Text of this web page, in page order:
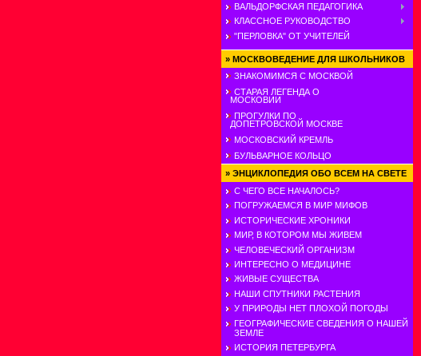
ВАЛЬДОРФСКАЯ ПЕДАГОГИКА
КЛАССНОЕ РУКОВОДСТВО
"ПЕРЛОВКА" ОТ УЧИТЕЛЕЙ
» МОСКВОВЕДЕНИЕ ДЛЯ ШКОЛЬНИКОВ
ЗНАКОМИМСЯ С МОСКВОЙ
СТАРАЯ ЛЕГЕНДА О
МОСКОВИИ
ПРОГУЛКИ ПО
ДОПЕТРОВСКОЙ МОСКВЕ
МОСКОВСКИЙ КРЕМЛЬ
БУЛЬВАРНОЕ КОЛЬЦО
» ЭНЦИКЛОПЕДИЯ ОБО ВСЕМ НА СВЕТЕ
С ЧЕГО ВСЕ НАЧАЛОСЬ?
ПОГРУЖАЕМСЯ В МИР МИФОВ
ИСТОРИЧЕСКИЕ ХРОНИКИ
МИР, В КОТОРОМ МЫ ЖИВЕМ
ЧЕЛОВЕЧЕСКИЙ ОРГАНИЗМ
ИНТЕРЕСНО О МЕДИЦИНЕ
ЖИВЫЕ СУЩЕСТВА
НАШИ СПУТНИКИ РАСТЕНИЯ
У ПРИРОДЫ НЕТ ПЛОХОЙ ПОГОДЫ
ГЕОГРАФИЧЕСКИЕ СВЕДЕНИЯ О НАШЕЙ
ЗЕМЛЕ
ИСТОРИЯ ПЕТЕРБУРГА